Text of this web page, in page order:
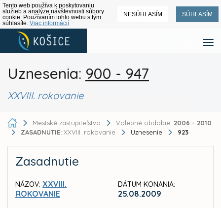
Tento web používa k poskytovaniu
služieb a analýze návštevnosti súbory
cookie. Používaním tohto webu s tým
súhlasíte. Viac informácií
NESÚHLASÍM SÚHLASÍM
Uznesenia: 900 - 947
XXVIII. rokovanie
Mestské zastupiteľstvo Volebné obdobie: 2006 - 2010
ZASADNUTIE: XXVIII. rokovanie Uznesenie 923
Zasadnutie
NÁZOV: XXVIII.
ROKOVANIE
DÁTUM KONANIA:
25.08.2009